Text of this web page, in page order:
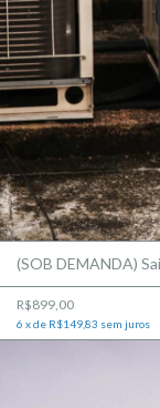
(SOB DEMANDA)
R$899,00
6 xde R$149,83 sem juros